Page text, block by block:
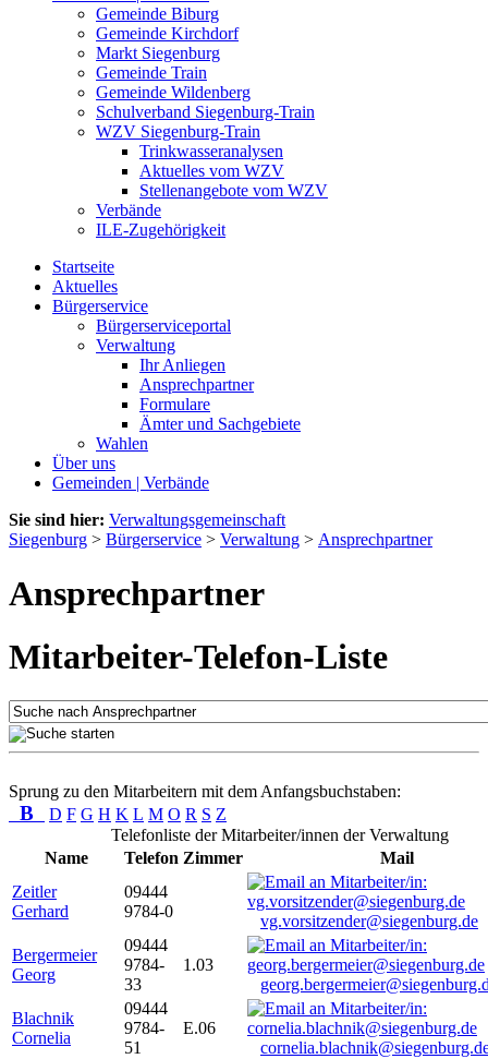
Gemeinde Biburg
Gemeinde Kirchdorf
Markt Siegenburg
Gemeinde Train
Gemeinde Wildenberg
Schulverband Siegenburg-Train
WZV Siegenburg-Train
Trinkwasseranalysen
Aktuelles vom WZV
Stellenangebote vom WZV
Verbände
ILE-Zugehörigkeit
Startseite
Aktuelles
Bürgerservice
Bürgerserviceportal
Verwaltung
Ihr Anliegen
Ansprechpartner
Formulare
Ämter und Sachgebiete
Wahlen
Über uns
Gemeinden | Verbände
Sie sind hier: Verwaltungsgemeinschaft
Siegenburg > Bürgerservice > Verwaltung > Ansprechpartner
Ansprechpartner
Mitarbeiter-Telefon-Liste
Sprung zu den Mitarbeitern mit dem Anfangsbuchstaben:
B D F G H K L M O R S Z
Telefonliste der Mitarbeiter/innen der Verwaltung
Name
Telefon Zimmer
Mail
Zeitler
Gerhard
09444
9784-0
vg.vorsitzender@siegenburg.de
Bergermeier
Georg
09444
9784-
33
1.03
Blachnik
Cornelia
09444
9784-
51
E.06